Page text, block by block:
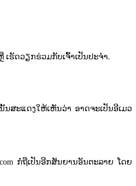
ເຮັດວຽກ​ຮ່ວມ​ກັບ​ເຈົ້າ​ເປັນ​ປະຈຳ​.
ສະແດງໃຫ້ເຫັນວ່າ ອາດຈະ​ເປັນ​ອີ​ເມ​ວ​
ກໍ່​ຖື​ເປັນ​ອີກ​ສັນຍາ​ນ​ອັນຕະລາຍ​ ໂດຍ